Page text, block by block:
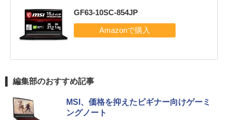
GF63-10SC-854JP
編集部のおすすめ記事
MSI、価格を抑えたビギナー向けゲーミ
ングノート